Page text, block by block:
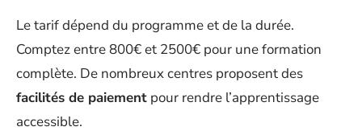
Le tarif dépend du programme et de la durée.
Comptez entre 800€ et 2500€ pour une formation
complète. De nombreux centres proposent des
facilités de paiement pour rendre l’apprentissage
accessible.